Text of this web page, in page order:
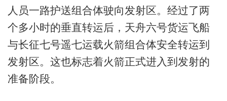
人员一路护送组合体驶向发射区。经过了两
个多小时的垂直转运后，天舟六号货运飞船
与长征七号遥七运载火箭组合体安全转运到
发射区。这也标志着火箭正式进入到发射的
准备阶段。